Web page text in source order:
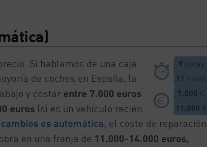
9 horas
11 horas
7.000 €
11.000 €
Si hablamos de una caja
de coches en España, la
y costar entre 7.000 euros
euros (si es un vehículo recién
es automática, el coste de reparación
en una franja de 11.000-14.000 euros,